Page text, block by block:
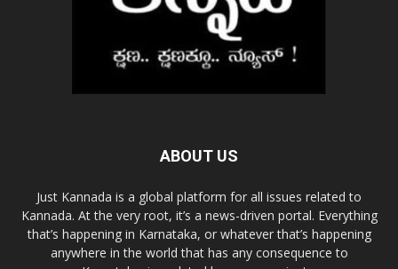
ABOUT US
Just Kannada is a global platform for all issues related to
Kannada. At the very root, it’s a news-driven portal. Everything
that’s happening in Karnataka, or whatever that’s happening
anywhere in the world that has any consequence to